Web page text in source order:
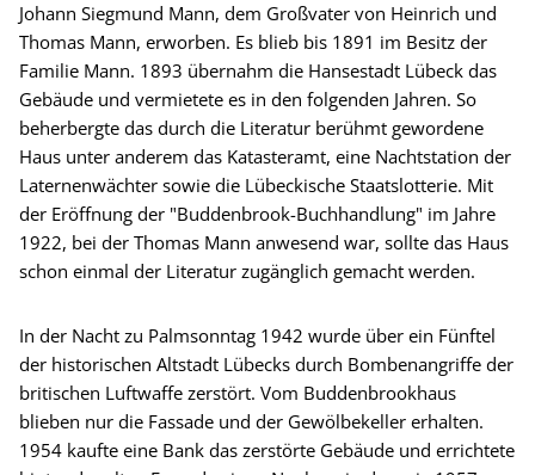
Johann Siegmund Mann, dem Großvater von Heinrich und
Thomas Mann, erworben. Es blieb bis 1891 im Besitz der
Familie Mann. 1893 übernahm die Hansestadt Lübeck das
Gebäude und vermietete es in den folgenden Jahren. So
beherbergte das durch die Literatur berühmt gewordene
Haus unter anderem das Katasteramt, eine Nachtstation der
Laternenwächter sowie die Lübeckische Staatslotterie. Mit
der Eröffnung der "Buddenbrook-Buchhandlung" im Jahre
1922, bei der Thomas Mann anwesend war, sollte das Haus
schon einmal der Literatur zugänglich gemacht werden.
In der Nacht zu Palmsonntag 1942 wurde über ein Fünftel
der historischen Altstadt Lübecks durch Bombenangriffe der
britischen Luftwaffe zerstört. Vom Buddenbrookhaus
blieben nur die Fassade und der Gewölbekeller erhalten.
1954 kaufte eine Bank das zerstörte Gebäude und errichtete